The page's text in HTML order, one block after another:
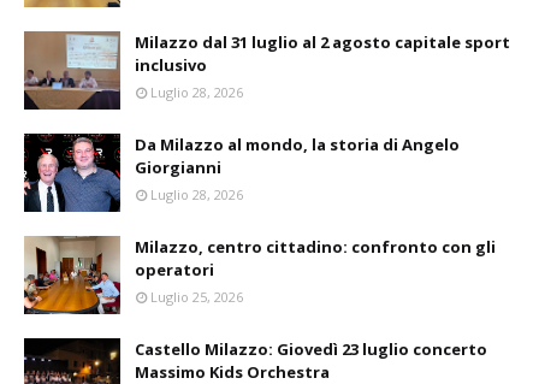
Milazzo dal 31 luglio al 2 agosto capitale sport
inclusivo
Luglio 28, 2026
Da Milazzo al mondo, la storia di Angelo
Giorgianni
Luglio 28, 2026
Milazzo, centro cittadino: confronto con gli
operatori
Luglio 25, 2026
Castello Milazzo: Giovedì 23 luglio concerto
Massimo Kids Orchestra